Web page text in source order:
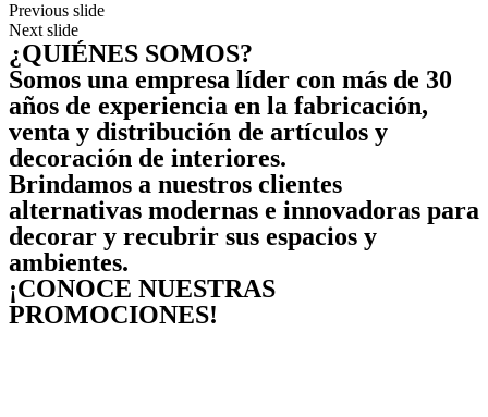
Previous slide
Next slide
¿QUIÉNES SOMOS?
Somos una empresa líder con más de 30
años de experiencia en la fabricación,
venta y distribución de artículos y
decoración de interiores.
Brindamos a nuestros clientes
alternativas modernas e innovadoras para
decorar y recubrir sus espacios y
ambientes.
¡CONOCE NUESTRAS
PROMOCIONES!